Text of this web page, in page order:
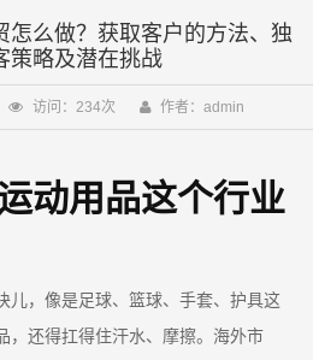
怎么做？获取客户的方法、独
策略及潜在挑战
访问：234次 作者：admin
动用品这个行业
儿，像是足球、篮球、手套、护具这
，还得扛得住汗水、摩擦。海外市